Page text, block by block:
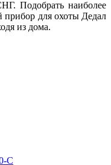
Подобрать наиболее
для охоты Дедал
из дома.